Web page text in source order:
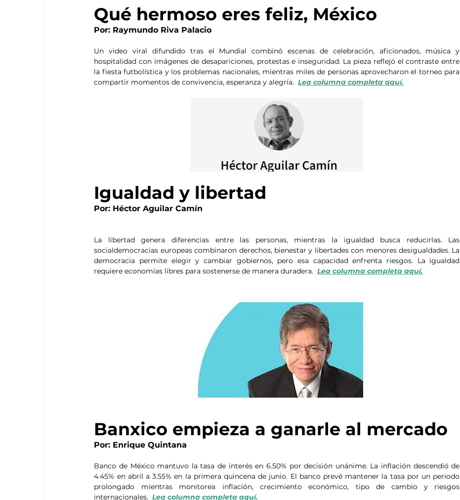
Qué hermoso eres feliz, México
Por: Raymundo Riva Palacio
Un video viral difundido tras el Mundial combinó escenas de celebración, aficionados, música y
hospitalidad con imágenes de desapariciones, protestas e inseguridad. La pieza reflejó el contraste entre
la fiesta futbolística y los problemas nacionales, mientras miles de personas aprovecharon el torneo para
compartir momentos de convivencia, esperanza y alegría. Lea columna completa aquí.
Igualdad y libertad
Por: Héctor Aguilar Camín
La libertad genera diferencias entre las personas, mientras la igualdad busca reducirlas. Las
socialdemocracias europeas combinaron derechos, bienestar y libertades con menores desigualdades. La
democracia permite elegir y cambiar gobiernos, pero esa capacidad enfrenta riesgos. La igualdad
requiere economías libres para sostenerse de manera duradera. Lea columna completa aquí.
Banxico empieza a ganarle al mercado
Por: Enrique Quintana
Banco de México mantuvo la tasa de interés en 6.50% por decisión unánime. La inflación descendió de
4.45% en abril a 3.55% en la primera quincena de junio. El banco prevé mantener la tasa por un periodo
prolongado mientras monitorea inflación, crecimiento económico, tipo de cambio y riesgos
internacionales. Lea columna completa aquí.